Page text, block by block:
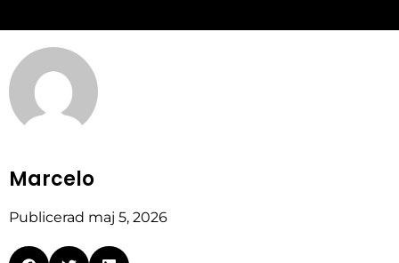
Marcelo
Publicerad maj 5, 2026